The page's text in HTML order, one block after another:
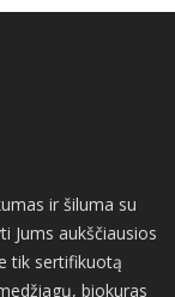
ir šiluma su
Jums aukščiausios
tik sertifikuotą
biokuras